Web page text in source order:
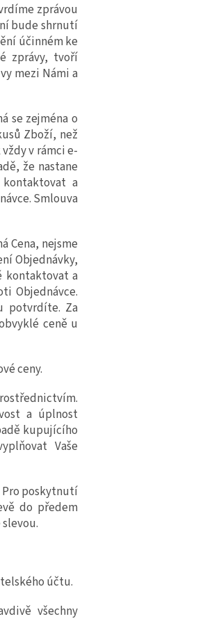
zprávou
bude shrnutí
účinném ke
zprávy, tvoří
mezi Námi a
se zejména o
Zboží, než
v rámci e-
že nastane
a
Smlouva
Cena, nejsme
Objednávky,
kontaktovat a
Objednávce.
potvrdíte. Za
ceně u
ceny.
a úplnost
kupujícího
Vaše
poskytnutí
do předem
účtu.
všechny